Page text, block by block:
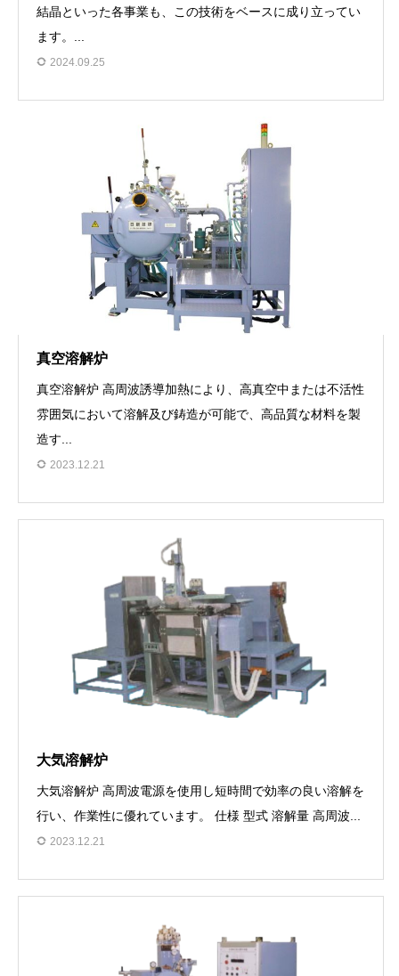
結晶といった各事業も、この技術をベースに成り立ってい
ます。...
2024.09.25
真空溶解炉
真空溶解炉 高周波誘導加熱により、高真空中または不活性
雰囲気において溶解及び鋳造が可能で、高品質な材料を製
造す...
2023.12.21
大気溶解炉
大気溶解炉 高周波電源を使用し短時間で効率の良い溶解を
行い、作業性に優れています。 仕様 型式 溶解量 高周波...
2023.12.21